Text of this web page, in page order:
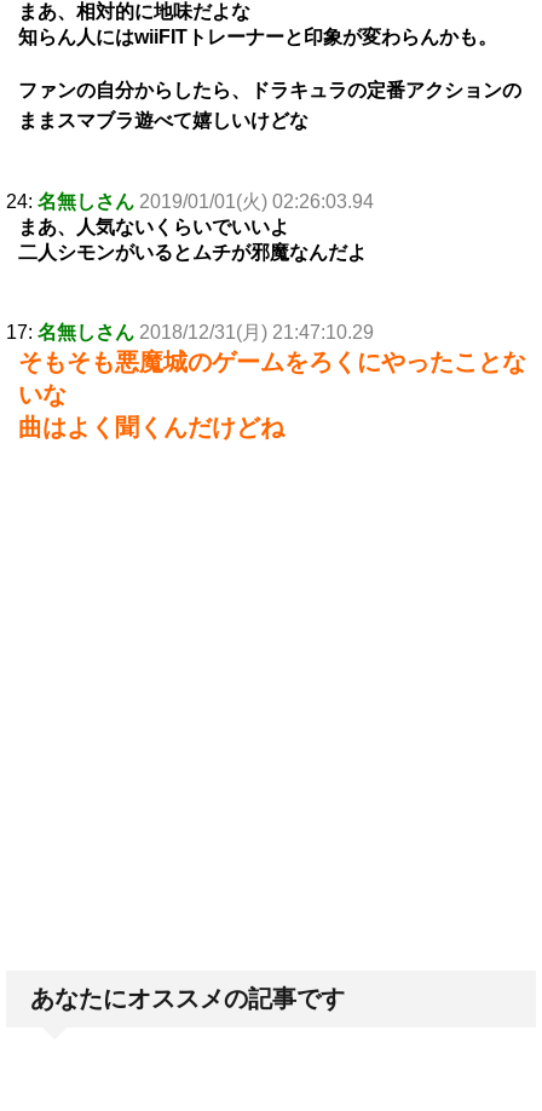
まあ、相対的に地味だよな
知らん人にはwiiFITトレーナーと印象が変わらんかも。
ファンの自分からしたら、ドラキュラの定番アクションの
ままスマブラ遊べて嬉しいけどな
24: 名無しさん 2019/01/01(火) 02:26:03.94
まあ、人気ないくらいでいいよ
二人シモンがいるとムチが邪魔なんだよ
17: 名無しさん 2018/12/31(月) 21:47:10.29
そもそも悪魔城のゲームをろくにやったことな
いな
曲はよく聞くんだけどね
あなたにオススメの記事です